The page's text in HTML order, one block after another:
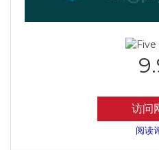
访问
阅读